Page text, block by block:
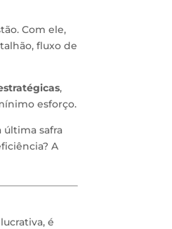
Com ele,
fluxo de
,
esforço.
última safra
A
é